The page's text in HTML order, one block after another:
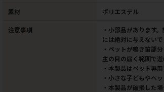
素材 ポリエステル
注意事項
・小部品があります
には絶対に与えないで
・ペットが鳴き笛部
主の目の届く範囲で遊
・本製品はペット専
・小さな子どもやペ
・本製品が破損した